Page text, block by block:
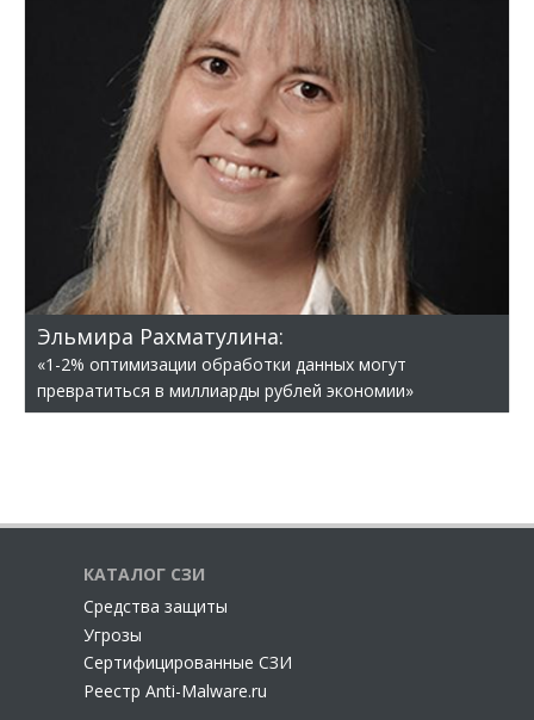
Эльмира Рахматулина:
«1-2% оптимизации обработки данных могут
превратиться в миллиарды рублей экономии»
КАТАЛОГ СЗИ
Cредства защиты
Угрозы
Сертифицированные СЗИ
Реестр Anti-Malware.ru